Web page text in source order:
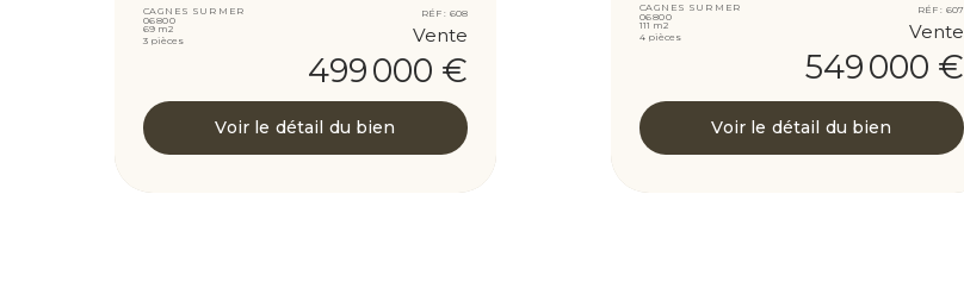
CAGNES SUR MER
06800
69 m2
3 pièces
RÉF : 608
Vente
499 000 €
Voir le détail du bien
CAGNES SUR MER
06800
111 m2
4 pièces
RÉF : 607
Vente
549 000 €
Voir le détail du bien